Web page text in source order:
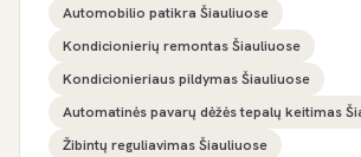
Automobilio patikra Šiauliuose
Kondicionierių remontas Šiauliuose
Kondicionieriaus pildymas Šiauliuose
Automatinės pavarų dėžės tepalų keitimas
Žibintų reguliavimas Šiauliuose